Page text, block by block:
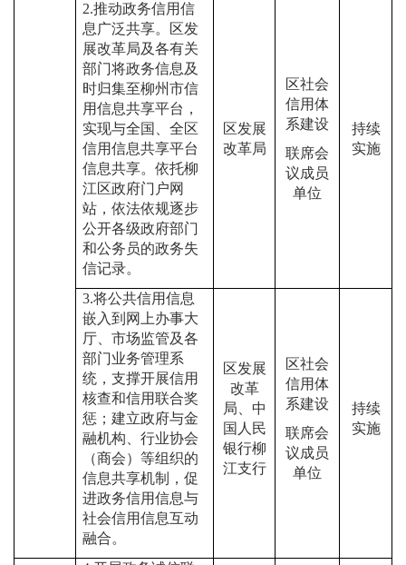
2.推动政务信用信
息广泛共享。区发
展改革局及各有关
部门将政务信息及
时归集至柳州市信
用信息共享平台，
实现与全国、全区
信用信息共享平台
信息共享。依托柳
江区政府门户网
站，依法依规逐步
公开各级政府部门
和公务员的政务失
信记录。
区发展
改革局
区社会
信用体
系建设
联席会
议成员
单位
持续
实施
3.将公共信用信息
嵌入到网上办事大
厅、市场监管及各
部门业务管理系
统，支撑开展信用
核查和信用联合奖
惩；建立政府与金
融机构、行业协会
（商会）等组织的
信息共享机制，促
进政务信用信息与
社会信用信息互动
融合。
区发展
改革
局、中
国人民
银行柳
江支行
区社会
信用体
系建设
联席会
议成员
单位
持续
实施